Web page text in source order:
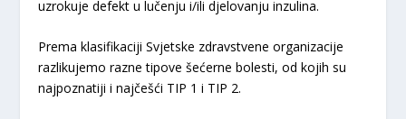
uzrokuje defekt u lučenju i/ili djelovanju inzulina.
Prema klasifikaciji Svjetske zdravstvene organizacije
razlikujemo razne tipove šećerne bolesti, od kojih su
najpoznatiji i najčešći TIP 1 i TIP 2.